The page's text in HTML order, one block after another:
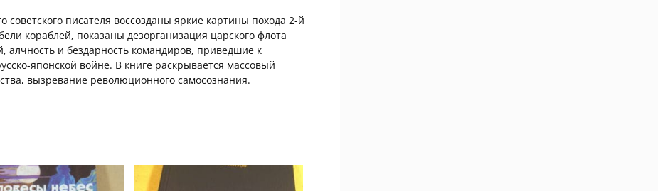
советского писателя воссозданы яркие картины похода 2-й
кораблей, показаны дезорганизация царского флота
алчность и бездарность командиров, приведшие к
японской войне. В книге раскрывается массовый
вызревание революционного самосознания.